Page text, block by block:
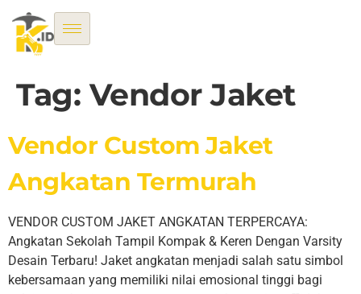
Tag:Vendor Jaket
Vendor Custom Jaket
Angkatan Termurah
VENDOR CUSTOM JAKET ANGKATAN TERPERCAYA:
Angkatan Sekolah Tampil Kompak & Keren Dengan Varsity
Desain Terbaru! Jaket angkatan menjadi salah satu simbol
kebersamaan yang memiliki nilai emosional tinggi bagi